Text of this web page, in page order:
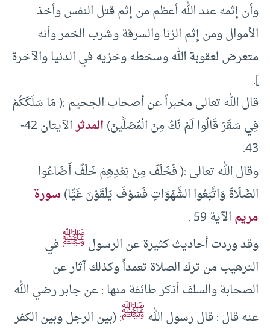
وأن إثمه عند الله أعظم من إثم قتل النفس وأخذ
الأموال ومن إثم الزنا والسرقة وشرب الخمر وأنه
متعرض لعقوبة الله وسخطه وخزيه في الدنيا والآخرة
].
قال الله تعالى مخبراً عن أصحاب الجحيم :( مَا سَلَكَكُمْ
فِي سَقَرَ قَالُوا لَمْ نَكُ مِنَ الْمُصَلِّينَ)المدثر
الآيتان 42-
43.
وقال الله تعالى :( فَخَلَفَ مِنْ بَعْدِهِمْ خَلْفٌ أَضَاعُوا
الصَّلَاةَ وَاتَّبَعُوا الشَّهَوَاتِ فَسَوْفَ يَلْقَوْنَ غَيًّا)سورة
مريمالآية 59 .
وقد وردت أحاديث كثيرة عن الرسولﷺفي
الترهيب من ترك الصلاة تعمداً وكذلك آثار عن
الصحابة والسلف أذكر طائفة منها : عن جابر رضي الله
عنه قال : قال رسول اللهﷺ: (بين الرجل وبين الكفر